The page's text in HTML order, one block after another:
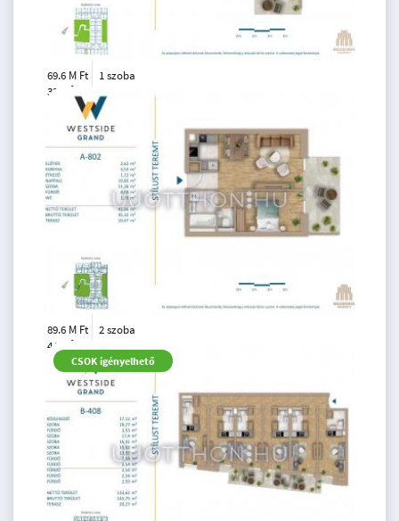
69.6 M Ft
33 m
2
1 szoba
emelet
89.6 M Ft
44 m
2
2 szoba
emelet
CSOK igényelhető